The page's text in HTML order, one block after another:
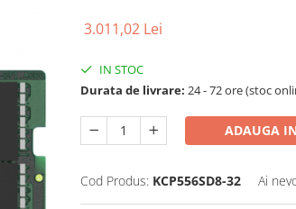
3.011,02 Lei
IN STOC
Durata de livrare: 24 - 72 ore (stoc
ADAUGA
Cod Produs: KCP556SD8-32 Ai